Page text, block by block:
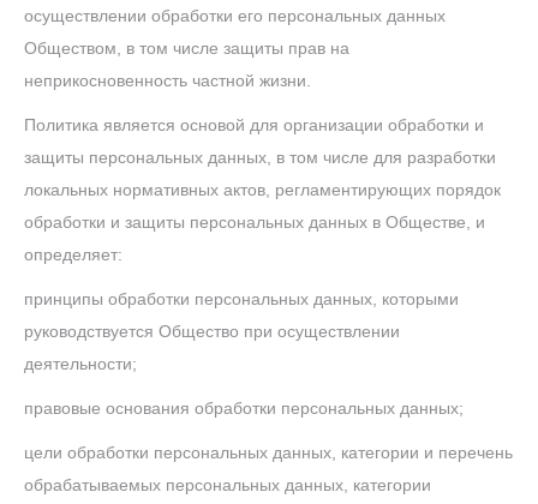
осуществлении обработки его персональных данных
Обществом, в том числе защиты прав на
неприкосновенность частной жизни.
Политика является основой для организации обработки и
защиты персональных данных, в том числе для разработки
локальных нормативных актов, регламентирующих порядок
обработки и защиты персональных данных в Обществе, и
определяет:
принципы обработки персональных данных, которыми
руководствуется Общество при осуществлении
деятельности;
правовые основания обработки персональных данных;
цели обработки персональных данных, категории и перечень
обрабатываемых персональных данных, категории